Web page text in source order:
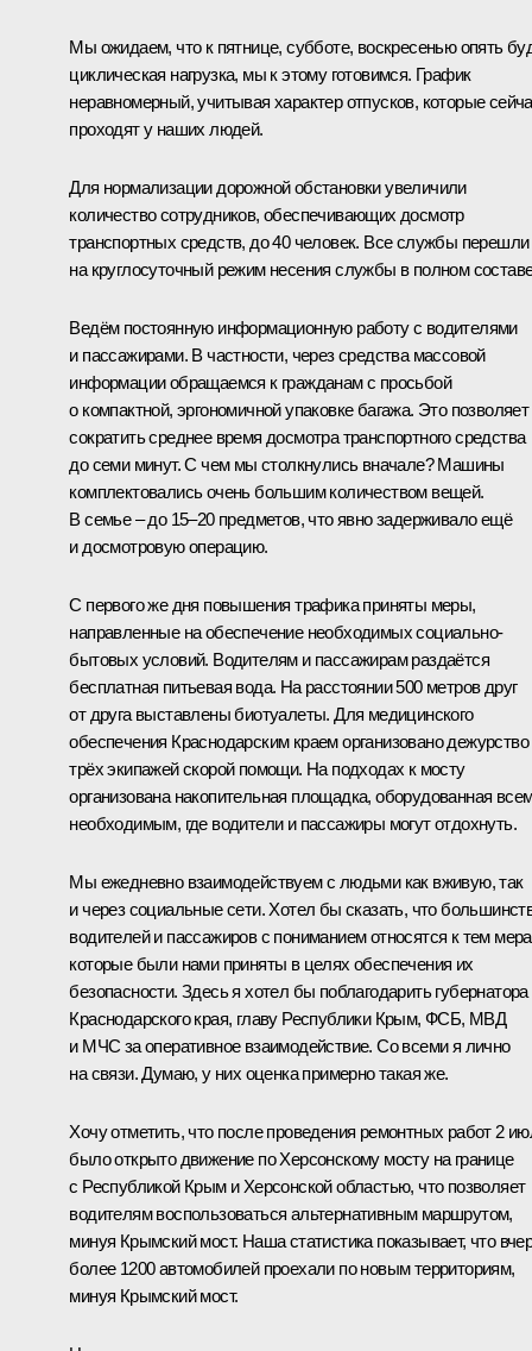
Мы ожидаем, что к пятнице, субботе, воскресенью опять
циклическая нагрузка, мы к этому готовимся. График
неравномерный, учитывая характер отпусков, которые
проходят у наших людей.
Для нормализации дорожной обстановки увеличили
количество сотрудников, обеспечивающих досмотр
транспортных средств, до 40 человек. Все службы перешли
на круглосуточный режим несения службы в полном
Ведём постоянную информационную работу с водителями
и пассажирами. В частности, через средства массовой
информации обращаемся к гражданам с просьбой
о компактной, эргономичной упаковке багажа. Это позволяет
сократить среднее время досмотра транспортного средства
до семи минут. С чем мы столкнулись вначале? Машины
комплектовались очень большим количеством вещей.
В семье – до 15–20 предметов, что явно задерживало ещё
и досмотровую операцию.
С первого же дня повышения трафика приняты меры,
направленные на обеспечение необходимых социально-
бытовых условий. Водителям и пассажирам раздаётся
бесплатная питьевая вода. На расстоянии 500 метров друг
от друга выставлены биотуалеты. Для медицинского
обеспечения Краснодарским краем организовано дежурство
трёх экипажей скорой помощи. На подходах к мосту
организована накопительная площадка, оборудованная
необходимым, где водители и пассажиры могут отдохнуть.
Мы ежедневно взаимодействуем с людьми как вживую, так
и через социальные сети. Хотел бы сказать, что
водителей и пассажиров с пониманием относятся к тем
которые были нами приняты в целях обеспечения их
безопасности. Здесь я хотел бы поблагодарить губернатора
Краснодарского края, главу Республики Крым, ФСБ, МВД
и МЧС за оперативное взаимодействие. Со всеми я лично
на связи. Думаю, у них оценка примерно такая же.
Хочу отметить, что после проведения ремонтных работ 2
было открыто движение по Херсонскому мосту на границе
с Республикой Крым и Херсонской областью, что позволяет
водителям воспользоваться альтернативным маршрутом,
минуя Крымский мост. Наша статистика показывает, что
более 1200 автомобилей проехали по новым территориям,
минуя Крымский мост.